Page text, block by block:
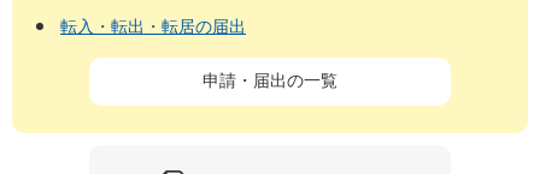
転入・転出・転居の届出
申請・届出の一覧